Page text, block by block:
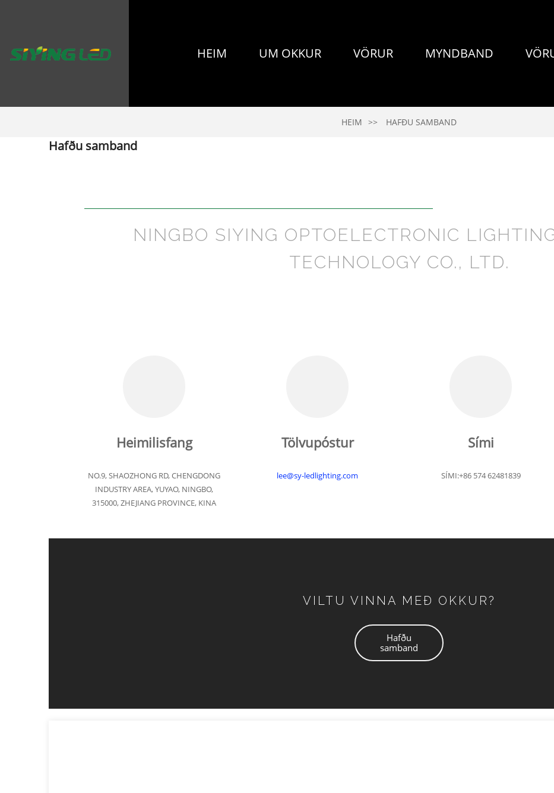
HEIM UM OKKUR VÖRUR MYNDBAND
HEIM HAFÐU SAMBAND
Hafðu samband
NINGBO SIYING OPTOELECTRONIC
TECHNOLOGY CO., LTD.
Heimilisfang
NO.9, SHAOZHONG RD, CHENGDONG
INDUSTRY AREA, YUYAO, NINGBO,
315000, ZHEJIANG PROVINCE, KINA
Tölvupóstur
lee@sy-ledlighting.com
Sími
SÍMI:+86 574 62481839
VILTU VINNA MEÐ OKKUR?
Hafðu
samband